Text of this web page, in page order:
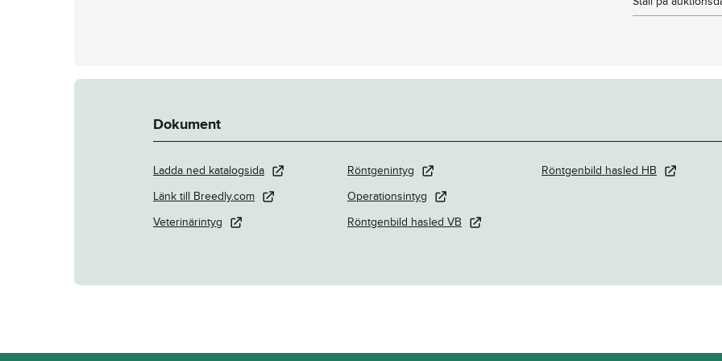
Dokument
Ladda ned katalogsida
Länk till Breedly.com
Veterinärintyg
Röntgenintyg
Operationsintyg
Röntgenbild hasled VB
Röntgenbild hasled HB